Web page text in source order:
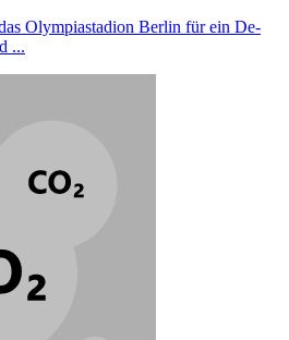
Olympiastadion Berlin für ein De­
...